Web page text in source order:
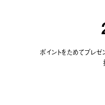
ポイントをためてプレ